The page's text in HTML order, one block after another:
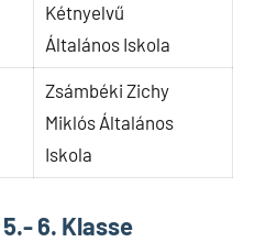
Kétnyelvű
Általános Iskola
Zsámbéki Zichy
Miklós Általános
Iskola
6. Klasse